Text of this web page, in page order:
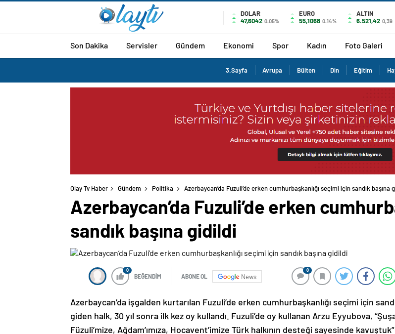
DOLAR
47,6042 0.05%
EURO
55,1068 0.14%
ALTIN
6.521,42 0,39
Son Dakika Servisler Gündem Ekonomi Spor Kadın Foto Galeri
3.Sayfa Avrupa Bülten Din Eğitim
Olay Tv Haber Gündem Politika Azerbaycan’da Fuzuli’de erken cumhurbaşkanlığı seçimi için sandık başına
Azerbaycan’da Fuzuli’de erken
sandık başına gidildi
0
BEĞENDİM ABONE OL News
0
Azerbaycan’da işgalden kurtarılan Fuzuli’de erken cumhurbaşkanlığı seçimi için
giden halk, 30 yıl sonra ilk kez oy kullandı. Fuzuli’de oy kullanan Arzu Eyyubova,
Füzuli’mize, Ağdam’ımıza, Hocavent’imize Türk halkının desteği sayesinde